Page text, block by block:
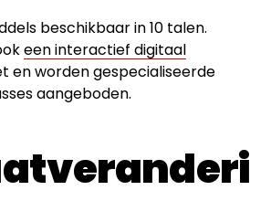
beschikbaar in 10 talen.
een interactief digitaal
en worden gespecialiseerde
aangeboden.